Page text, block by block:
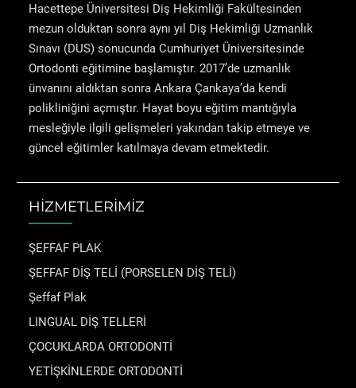
Hacettepe Üniversitesi Diş Hekimliği Fakültesinden
mezun olduktan sonra aynı yıl Diş Hekimliği Uzmanlık
Sınavı (DUS) sonucunda Cumhuriyet Üniversitesinde
Ortodonti eğitimine başlamıştır. 2017’de uzmanlık
ünvanını aldıktan sonra Ankara Çankaya’da kendi
polikliniğini açmıştır. Hayat boyu eğitim mantığıyla
mesleğiyle ilgili gelişmeleri yakından takip etmeye ve
güncel eğitimler katılmaya devam etmektedir.
HİZMETLERİMİZ
ŞEFFAF PLAK
ŞEFFAF DİŞ TELİ (PORSELEN DİŞ TELİ)
Şeffaf Plak
LINGUAL DİŞ TELLERİ
ÇOCUKLARDA ORTODONTİ
YETİŞKİNLERDE ORTODONTİ